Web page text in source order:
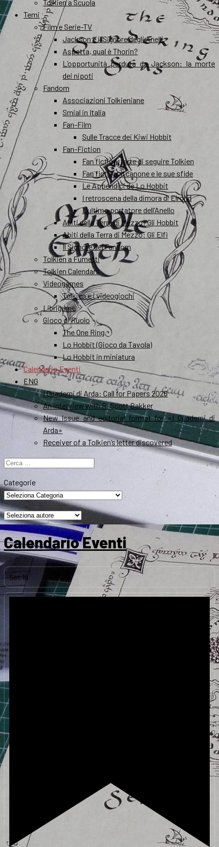
Tolkien a Scuola
Temi
Film e Serie-TV
Jackson e il Signore degli Anelli
Aspetta, qual è Thorin?
L’opportunità perduta da Jackson: la morte
dei nipoti
Fandom
Associazioni Tolkieniane
Smial in Italia
Fan-Film
Sulle Tracce dei Kiwi Hobbit
Fan-Fiction
Fan fiction, l’arte di seguire Tolkien
Fan fiction, il canone e le sue sfide
Le Appendici de Lo Hobbit
I retroscena della dimora di Elrond
L’ultimo portatore dell’Anello
Abiti della Terra di Mezzo: Gli Hobbit
Abiti della Terra di Mezzo: Gli Elfi
Il Signore del Fandom
Tolkien a Fumetti
Tolkien Calendars
Videogames
Tolkien e i videogiochi
Librigame
Gioco di Ruolo
The One Ring
Lo Hobbit (Gioco da Tavola)
Lo Hobbit in miniatura
Calendario Eventi
ENG
I Quaderni di Arda: Call for Papers 2026
An interview with R. Scott Bakker
New Issue and editorial format for «I Quaderni di
Arda»
Receiver of a Tolkien’s letter discovered
Ricerca
Categorie
Calendario Eventi
Set 19